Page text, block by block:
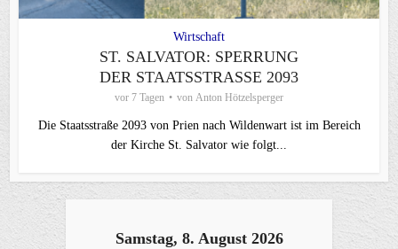
Wirtschaft
ST. SALVATOR: SPERRUNG
DER STAATSSTRASSE 2093
vor 7 Tagen von Anton Hötzelsperger
Die Staatsstraße 2093 von Prien nach Wildenwart ist im Bereich
der Kirche St. Salvator wie folgt...
Samstag, 8. August 2026